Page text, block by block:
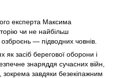
експерта Максима
чи не найбільш
— підводних човнів.
засіб берегової оборони і
знаряддя сучасних війн,
завдяки безекіпажним